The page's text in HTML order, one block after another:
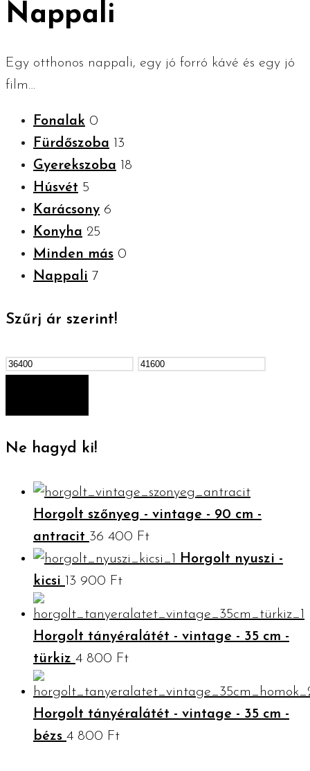
Nappali
Egy otthonos nappali, egy jó forró kávé és egy jó
film…
Fonalak 0
Fürdőszoba 13
Gyerekszoba 18
Húsvét 5
Karácsony 6
Konyha 25
Minden más 0
Nappali 7
Szűrj ár szerint!
Min
Max
Ne hagyd ki!
Horgolt szőnyeg - vintage - 90 cm -
antracit 36 400 Ft
Horgolt nyuszi -
kicsi 13 900 Ft
Horgolt tányéralátét - vintage - 35 cm -
türkiz 4 800 Ft
Horgolt tányéralátét - vintage - 35 cm -
bézs 4 800 Ft